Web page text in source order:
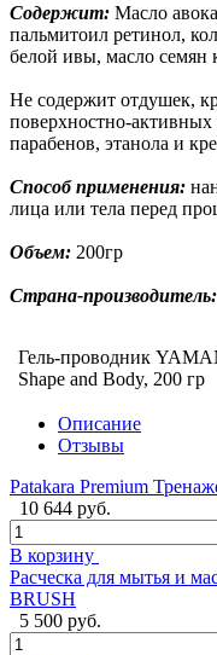
Содержит: Масло
пальмитоил ретинол,
белой ивы, масло семян
Не содержит отдушек,
поверхностно-
парабенов, этанола и
Способ применения:
лица или тела перед
Объем: 200гр
Страна-производитель:
Гель-проводник
Shape and Body, 200 гр
Описание
Отзывы
Patakara Premium
10 644 руб.
В корзину
Расческа для мытья и
BRUSH
5 500 руб.